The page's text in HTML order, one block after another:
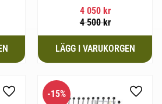
4 050kr
4 500kr
Lägg till i favoriter
15% Lägg